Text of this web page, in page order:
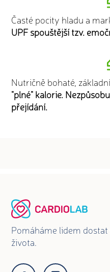
Časté pocity hladu a
UPF spouštější tzv.
Nutričně bohaté,
"plné" kalorie.
přejídání.
Pomáháme lidem
života.